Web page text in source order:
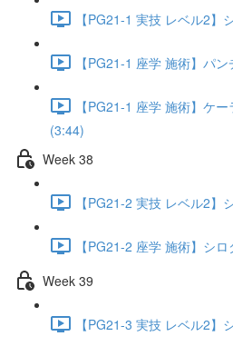
【PG21-1 実技 レベル2
【PG21-1 座学 施術】パ
【PG21-1 座学 施術】ケ
(3:44)
Week 38
【PG21-2 実技 レベル2
【PG21-2 座学 施術】シ
Week 39
【PG21-3 実技 レベル2